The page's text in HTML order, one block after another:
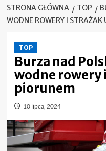
STRONA GŁÓWNA TOP
WODNE ROWERY I STRAŻAK
TOP
Burza nad
wodne rowery
piorunem
10 lipca, 2024